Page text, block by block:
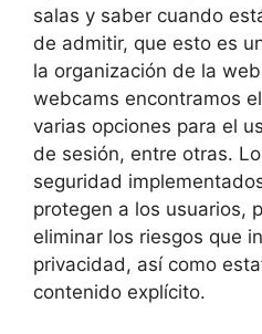
salas y saber cuando
de admitir, que esto es
la organización de la
webcams encontramos
varias opciones para el
de sesión, entre otras.
seguridad
protegen a los usuarios,
eliminar los riesgos que
privacidad, así como
contenido explícito.